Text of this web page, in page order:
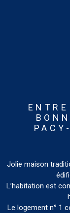
Jolie maison
L’habitation est
Le logement n° 1